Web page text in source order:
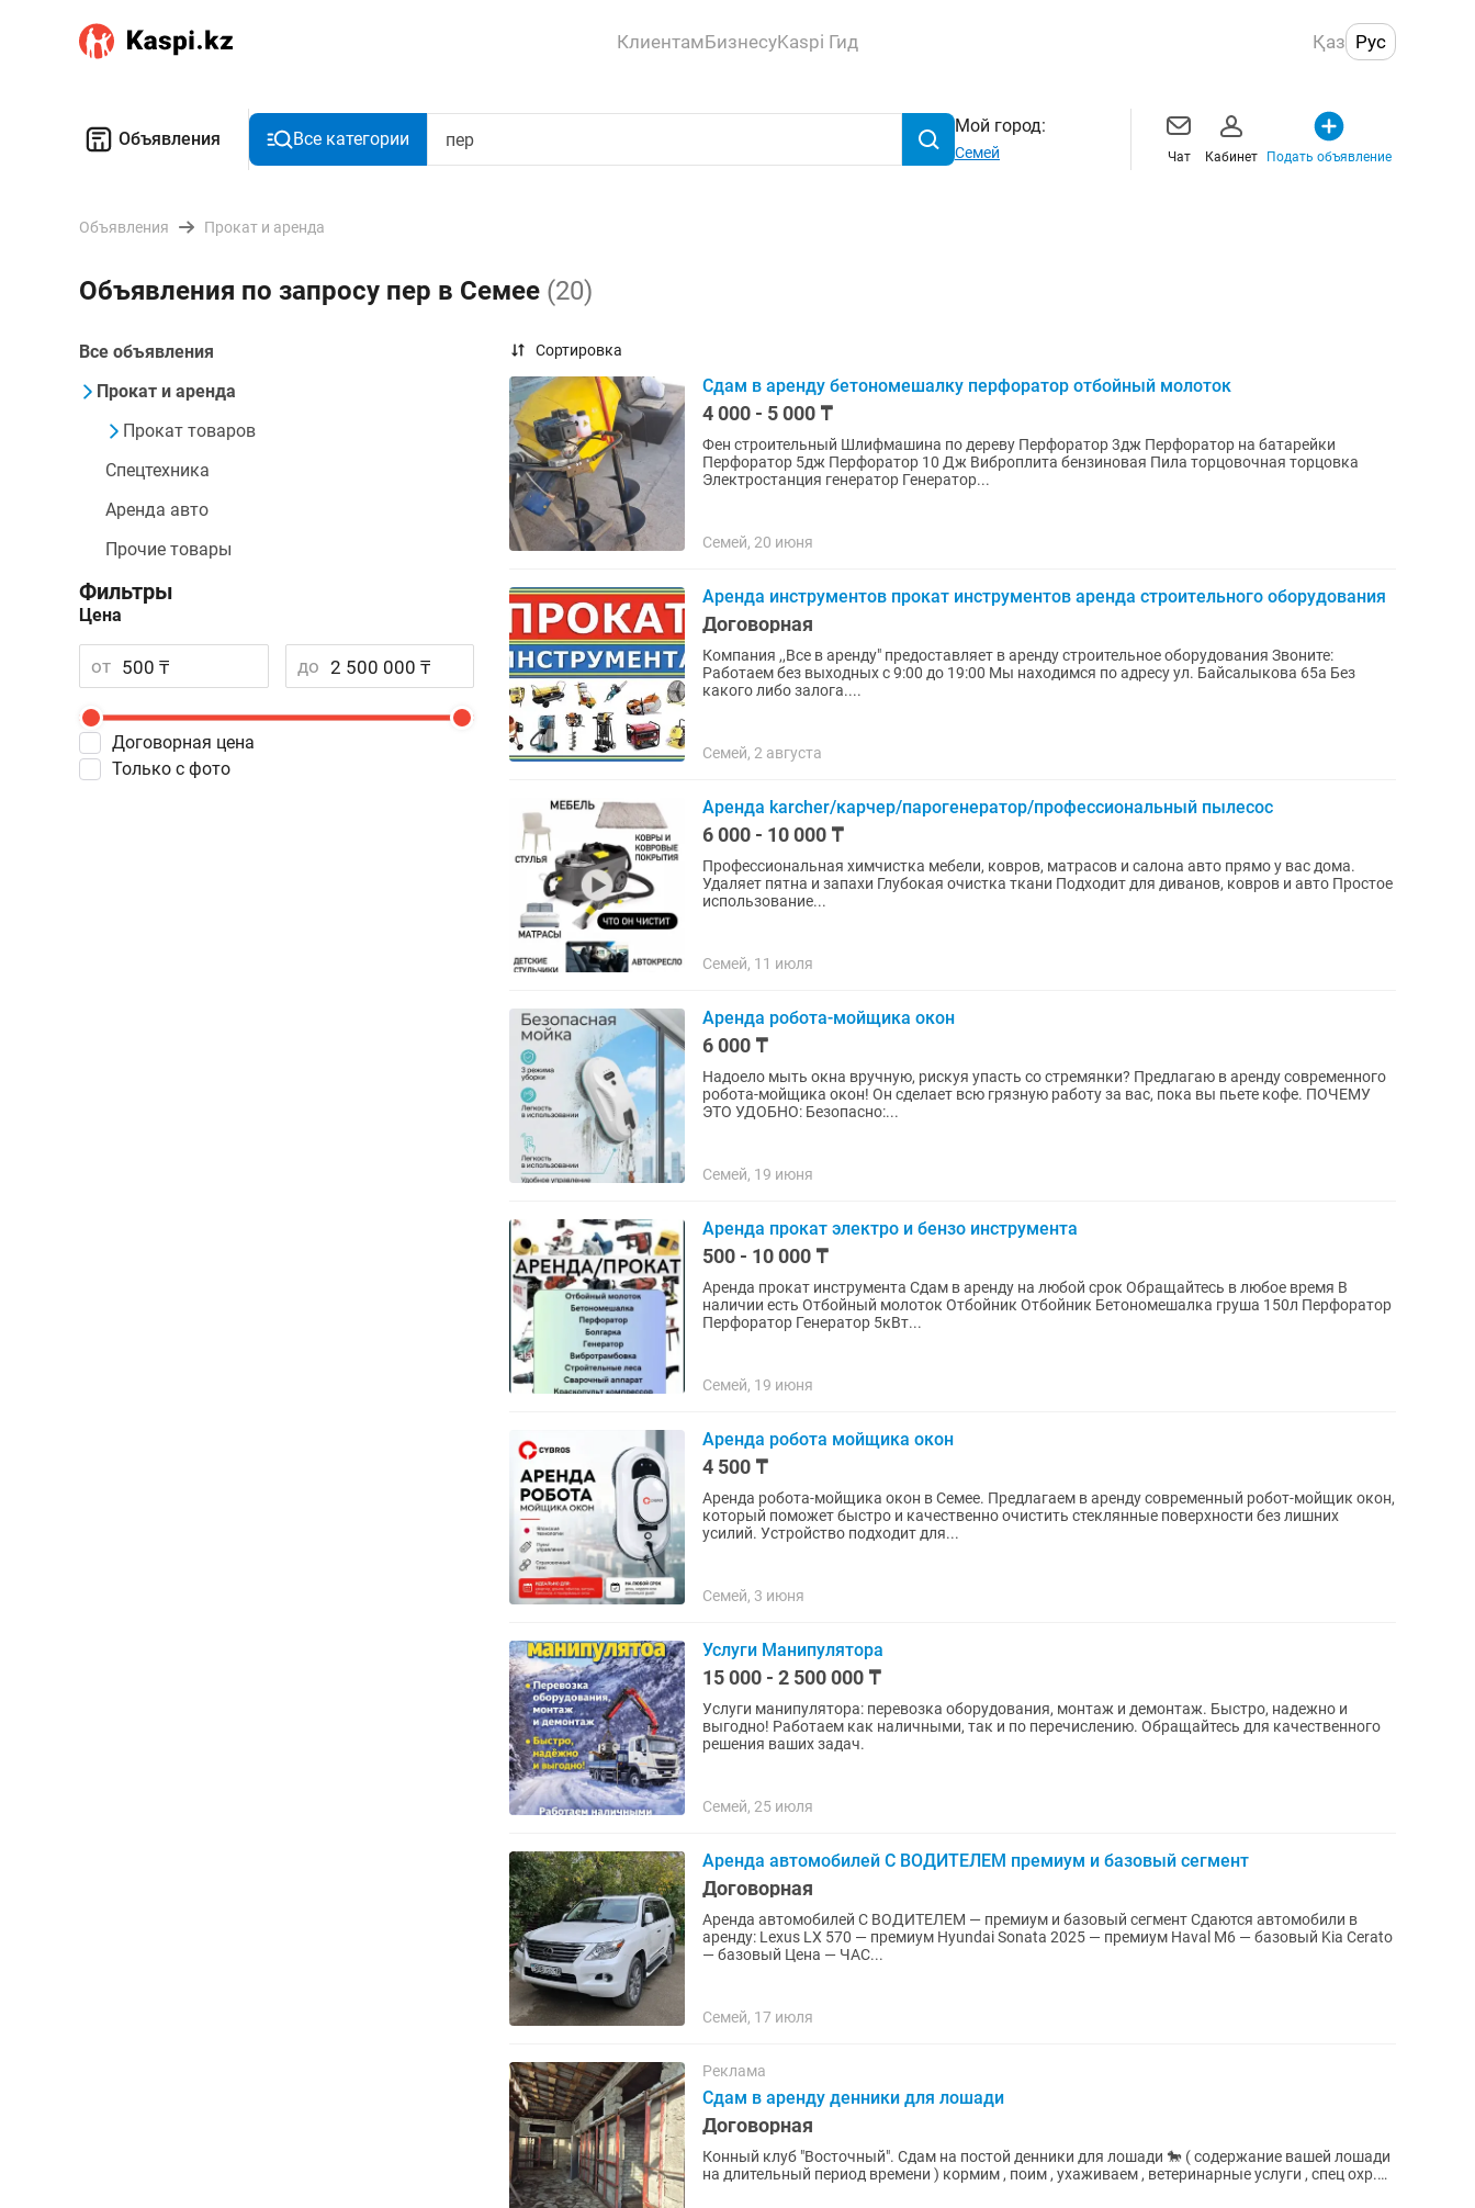
КлиентамБизнесуKaspi Гид Қаз Рус
Объявления Все категории
Мой город:
Семей Чат Кабинет Подать объявление
Объявления Прокат и аренда
Объявления по запросу пер в Семее (20)
Все объявления
Прокат и аренда
Прокат товаров
Спецтехника
Аренда авто
Прочие товары
Фильтры
Цена
от до
Договорная цена
Только с фото
Сортировка
Сдам в аренду бетономешалку перфоратор отбойный молоток
4 000 - 5 000 ₸
Фен строительный Шлифмашина по дереву Перфоратор 3дж Перфоратор на батарейки
Перфоратор 5дж Перфоратор 10 Дж Виброплита бензиновая Пила торцовочная торцовка
Электростанция генератор Генератор...
Семей, 20 июня
Аренда инструментов прокат инструментов аренда строительного оборудования
Договорная
Компания ,,Все в аренду" предоставляет в аренду строительное оборудования Звоните:
Работаем без выходных с 9:00 до 19:00 Мы находимся по адресу ул. Байсалыкова 65а Без
какого либо залога....
Семей, 2 августа
Аренда karcher/карчер/парогенератор/профессиональный пылесос
6 000 - 10 000 ₸
Профессиональная химчистка мебели, ковров, матрасов и салона авто прямо у вас дома.
Удаляет пятна и запахи Глубокая очистка ткани Подходит для диванов, ковров и авто Простое
использование...
Семей, 11 июля
Аренда робота-мойщика окон
6 000 ₸
Надоело мыть окна вручную, рискуя упасть со стремянки? Предлагаю в аренду современного
робота-мойщика окон! Он сделает всю грязную работу за вас, пока вы пьете кофе. ПОЧЕМУ
ЭТО УДОБНО: Безопасно:...
Семей, 19 июня
Аренда прокат электро и бензо инструмента
500 - 10 000 ₸
Аренда прокат инструмента Сдам в аренду на любой срок Обращайтесь в любое время В
наличии есть Отбойный молоток Отбойник Отбойник Бетономешалка груша 150л Перфоратор
Перфоратор Генератор 5кВт...
Семей, 19 июня
Аренда робота мойщика окон
4 500 ₸
Аренда робота-мойщика окон в Семее. Предлагаем в аренду современный робот-мойщик окон,
который поможет быстро и качественно очистить стеклянные поверхности без лишних
усилий. Устройство подходит для...
Семей, 3 июня
Услуги Манипулятора
15 000 - 2 500 000 ₸
Услуги манипулятора: перевозка оборудования, монтаж и демонтаж. Быстро, надежно и
выгодно! Работаем как наличными, так и по перечислению. Обращайтесь для качественного
решения ваших задач.
Семей, 25 июля
Аренда автомобилей С ВОДИТЕЛЕМ премиум и базовый сегмент
Договорная
Аренда автомобилей С ВОДИТЕЛЕМ — премиум и базовый сегмент Сдаются автомобили в
аренду: Lexus LX 570 — премиум Hyundai Sonata 2025 — премиум Haval M6 — базовый Kia Cerato
— базовый Цена — ЧАС...
Семей, 17 июля
Реклама
Сдам в аренду денники для лошади
Договорная
Конный клуб "Восточный". Сдам на постой денники для лошади 🐎 ( содержание вашей лошади
на длительный период времени ) кормим , поим , ухаживаем , ветеринарные услуги , спец охр.